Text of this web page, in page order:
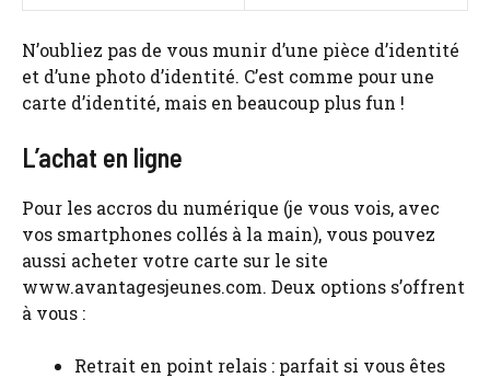
N’oubliez pas de vous munir d’une pièce d’identité
et d’une photo d’identité. C’est comme pour une
carte d’identité, mais en beaucoup plus fun !
L’achat en ligne
Pour les accros du numérique (je vous vois, avec
vos smartphones collés à la main), vous pouvez
aussi acheter votre carte sur le site
www.avantagesjeunes.com. Deux options s’offrent
à vous :
Retrait en point relais : parfait si vous êtes